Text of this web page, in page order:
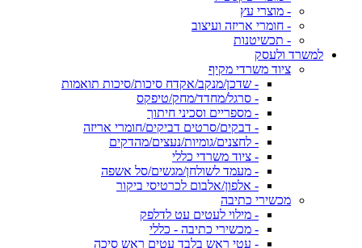
- מוצרי עץ
- חומרי אריזה ועיצוב
- תכשיטנות
למשרד ולעסק
ציוד משרדי מקיף
- שדכן/מנקב/אקדח סיכות/סיכות תואמות
- סרגל/מחדד/מחק/טיפקס
- מספריים וסכיני חיתוך
- דבקים/סרטים דביקים/חומרי אריזה
- לחצנים/גומיות/נעצים/מהדקים
- ציוד משרדי כללי
- מעמד לשולחן/מגשים/סל אשפה
- אלפון/אלבום לכרטיסי ביקור
מכשירי כתיבה
- מילוי לעטים עט לדלפק
- מכשירי כתיבה - כללי
- עטי ראש בלבד עטים ראש סיכה